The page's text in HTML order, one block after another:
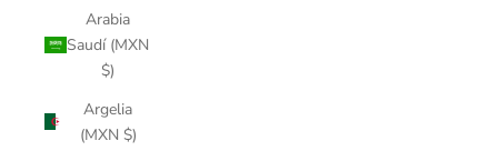
Arabia
Saudí (MXN
$)
Argelia
(MXN $)